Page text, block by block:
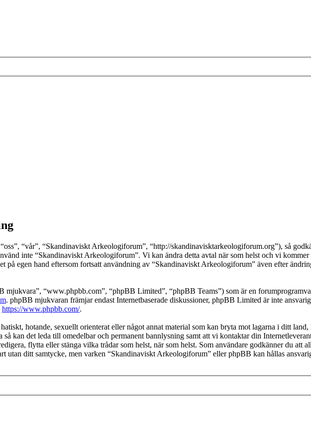
“vår”, “Skandinaviskt Arkeologiforum”, “http://skandinavisktarkeologiforum.org”), så
inte “Skandinaviskt Arkeologiforum”. Vi kan ändra detta avtal när som helst och vi
på egen hand eftersom fortsatt användning av “Skandinaviskt Arkeologiforum” även efter
mjukvara”, “www.phpbb.com”, “phpBB Limited”, “phpBB Teams”) som är en
. phpBB mjukvaran främjar endast Internetbaserade diskussioner, phpBB Limited är inte
https://www.phpbb.com/.
hotande, sexuellt orienterat eller något annat material som kan bryta mot lagarna i ditt
kan det leda till omedelbar och permanent bannlysning samt att vi kontaktar din
flytta eller stänga vilka trådar som helst, när som helst. Som användare godkänner du att
utan ditt samtycke, men varken “Skandinaviskt Arkeologiforum” eller phpBB kan hållas